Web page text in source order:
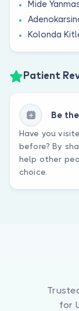
Mide
Kolonda
Patient
Be
Have you
before? By
help other
choice.
for